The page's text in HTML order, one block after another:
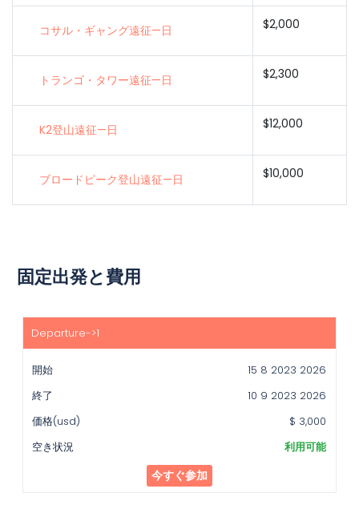
コサル・ギャング遠征—日 $2,000
トランゴ・タワー遠征—日 $2,300
K2登山遠征—日 $12,000
ブロードピーク登山遠征—日 $10,000
固定出発と費用
開
始
終
了
価
格
(usd)
15 8 2023 2026
10 9 2023 2026
$ 3,000
利用可能
今すぐ参加